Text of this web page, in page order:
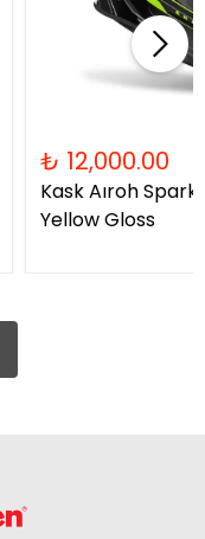
₺ 12,000.00
Kask Aıroh
Yellow Gloss